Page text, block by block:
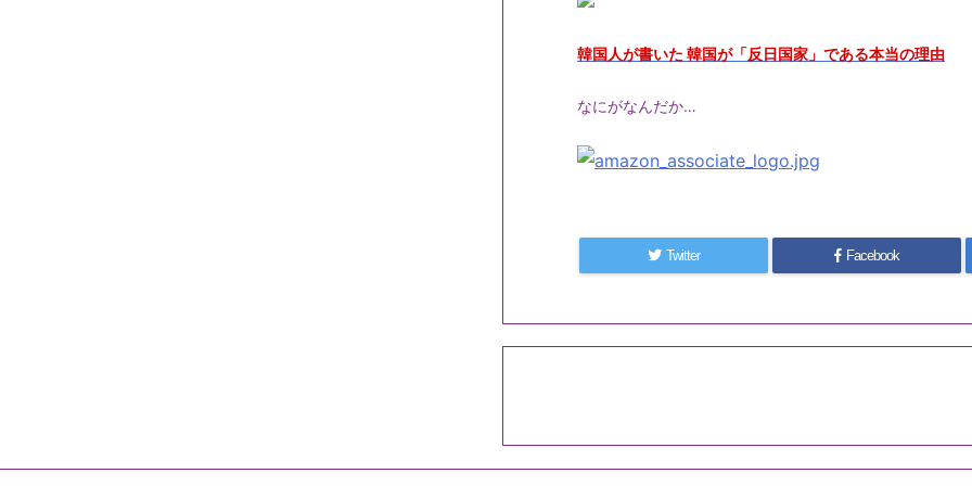
韓国人が書いた 韓国が「反日国家」である本当の理由
なにがなんだか…
Twitter Facebook